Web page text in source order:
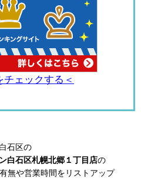
チェックする＜
石区の
白石区札幌北郷１丁目店の
無や営業時間をリストアップ